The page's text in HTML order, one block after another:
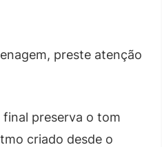
preste atenção
final preserva o tom
criado desde o